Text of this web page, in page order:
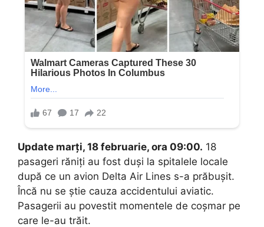
Update marţi, 18 februarie, ora 09:00. 18
pasageri răniţi au fost duși la spitalele locale
după ce un avion Delta Air Lines s-a prăbuşit.
Încă nu se știe cauza accidentului aviatic.
Pasagerii au povestit momentele de coșmar pe
care le-au trăit.